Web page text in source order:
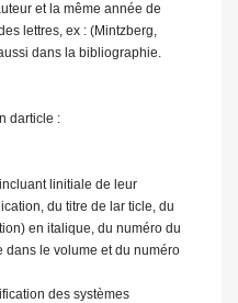
et la même année de
lettres, ex : (Mintzberg,
dans la bibliographie.
darticle :
linitiale de leur
du titre de lar ticle, du
en italique, du numéro du
le volume et du numéro
des systèmes